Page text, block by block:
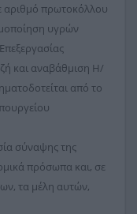
αριθμό πρωτοκόλλου
υγρών
και αναβάθμιση Η/
από το
σύναψης της
πρόσωπα και, σε
τα μέλη αυτών,